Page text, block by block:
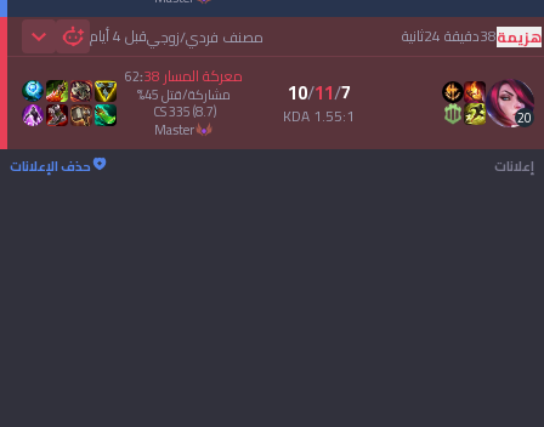
مصنف فردي/زوجيقبل 4 أيام هزيمة38دقيقة 24ثانية
20
7
/
11
/
10
1.55:1 KDA
معركة المسار38
:
62
مشاركة/قتل45
%
CS335(8.7)
master
إعلانات
حذف الإعلانات